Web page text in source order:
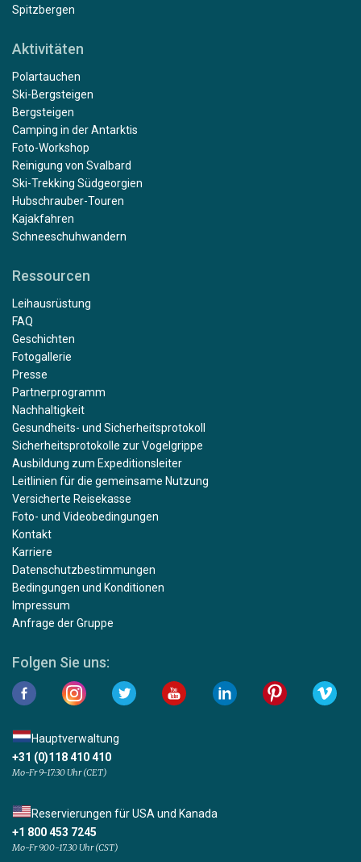
Spitzbergen
Aktivitäten
Polartauchen
Ski-Bergsteigen
Bergsteigen
Camping in der Antarktis
Foto-Workshop
Reinigung von Svalbard
Ski-Trekking Südgeorgien
Hubschrauber-Touren
Kajakfahren
Schneeschuhwandern
Ressourcen
Leihausrüstung
FAQ
Geschichten
Fotogallerie
Presse
Partnerprogramm
Nachhaltigkeit
Gesundheits- und Sicherheitsprotokoll
Sicherheitsprotokolle zur Vogelgrippe
Ausbildung zum Expeditionsleiter
Leitlinien für die gemeinsame Nutzung
Versicherte Reisekasse
Foto- und Videobedingungen
Kontakt
Karriere
Datenschutzbestimmungen
Bedingungen und Konditionen
Impressum
Anfrage der Gruppe
Folgen Sie uns:
Hauptverwaltung
+31 (0)118 410 410
Mo-Fr 9-17:30 Uhr (CET)
Reservierungen für USA und Kanada
+1 800 453 7245
Mo-Fr 9.00-17.30 Uhr (CST)